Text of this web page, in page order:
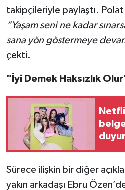
takipçileriyle paylaştı.
“Yaşam seni ne kadar
sana yön göstermeye
çekti.
"İyi Demek Haksızlık
Sürece ilişkin bir diğer
yakın arkadaşı Ebru